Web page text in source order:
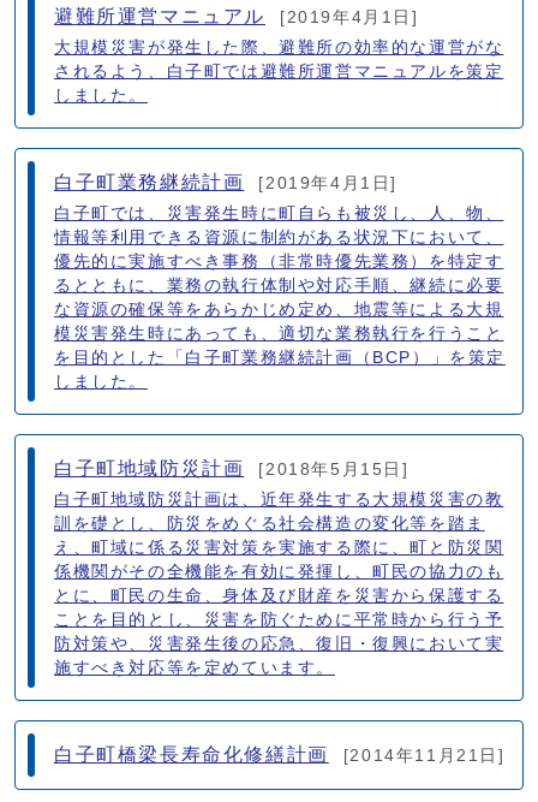
避難所運営マニュアル
[2019年4月1日]
大規模災害が発生した際、避難所の効率的な運営がな
されるよう、白子町では避難所運営マニュアルを策定
しました。
白子町業務継続計画
[2019年4月1日]
白子町では、災害発生時に町自らも被災し、人、物、
情報等利用できる資源に制約がある状況下において、
優先的に実施すべき事務（非常時優先業務）を特定す
るとともに、業務の執行体制や対応手順、継続に必要
な資源の確保等をあらかじめ定め、地震等による大規
模災害発生時にあっても、適切な業務執行を行うこと
を目的とした「白子町業務継続計画（BCP）」を策定
しました。
白子町地域防災計画
[2018年5月15日]
白子町地域防災計画は、近年発生する大規模災害の教
訓を礎とし、防災をめぐる社会構造の変化等を踏ま
え、町域に係る災害対策を実施する際に、町と防災関
係機関がその全機能を有効に発揮し、町民の協力のも
とに、町民の生命、身体及び財産を災害から保護する
ことを目的とし、災害を防ぐために平常時から行う予
防対策や、災害発生後の応急、復旧・復興において実
施すべき対応等を定めています。
白子町橋梁長寿命化修繕計画 [2014年11月21日]